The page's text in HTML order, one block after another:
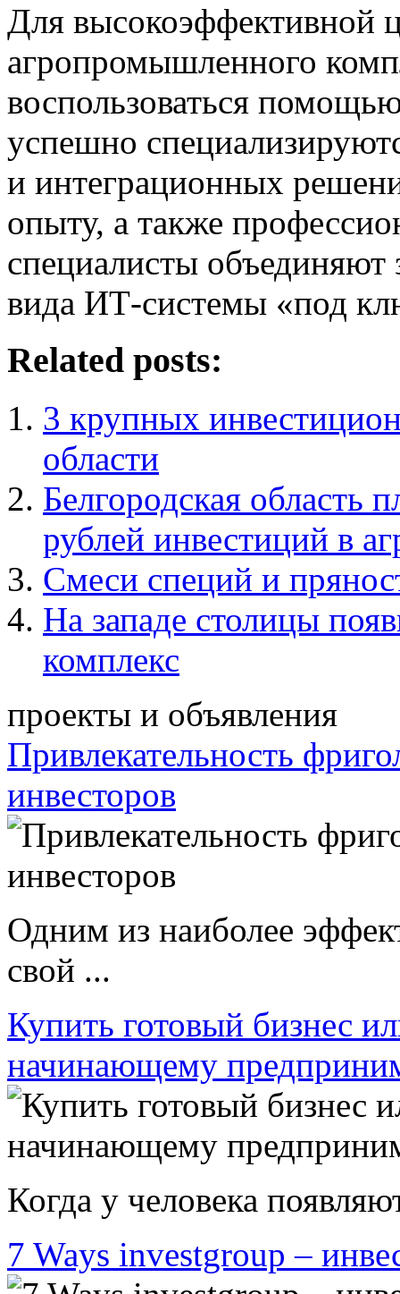
Для высокоэффективной
агропромышленного
воспользоваться
успешно
и интеграционных
опыту, а также
специалисты
вида ИТ-системы «под
Related posts:
3 крупных
области
Белгородская область
рублей инвестиций в
Смеси специй и
На западе столицы
комплекс
проекты и объявления
Привлекательность
инвесторов
Одним из наиболее
свой ...
Купить готовый бизнес
начинающему
Когда у человека
7 Ways investgroup –